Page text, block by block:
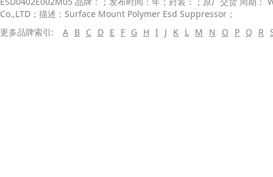
Co.,LTD；描述：Surface Mount Polymer Esd Suppressor；
更多品牌索引:
A B C D E F G H I J K L M N O P Q R